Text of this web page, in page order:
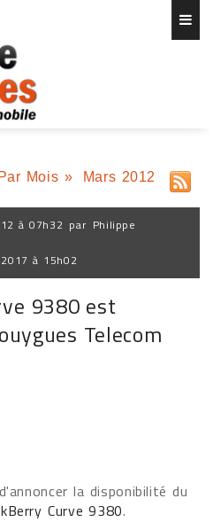
Par Mois » Mars 2012
à 07h32 par Philippe
à 15h02
9380 est
Telecom
la disponibilité du
Curve 9380.